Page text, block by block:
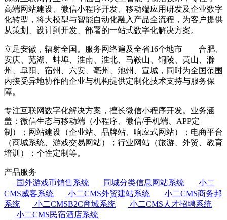
高端网站建设、微信小程序开发、移动端应用研发及企业数字
化转型，将大模型与智能自动化融入产品全流程，为客户提供
从策划、设计到开发、部署的一站式数字化解决方案。
立足安徽，辐射全国。服务网络遍及全省16个地市——合肥、
安庆、芜湖、蚌埠、淮南、淮北、马鞍山、铜陵、黄山、滁
州、阜阳、宿州、六安、亳州、池州、宣城，同时为全国范围
内接受异地协作的企业与机构提供定制化技术支持与服务保
障。
专注互联网数字化解决方案，擅长微信小程序开发。业务涵
盖：微信生态与移动端（小程序、微信/手机端、APP定
制）；网站建设（企业站、品牌站、响应式网站）；电商平台
（商城系统、游戏交易网站）；行业网站（旅游、外贸、教育
培训）；个性定制等。
产品服务
国外游戏币销售系统
同城分类信息网站系统
小二
CMS威客系统
小二CMS外贸建站系统
小二CMS商务邦
系统
小二CMSB2C商城系统
小二CMS人才招聘系统
小二CMS民宿酒店系统